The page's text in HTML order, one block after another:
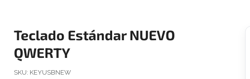
Teclado Estándar NUEVO
QWERTY
SKU: KEYUSBNEW